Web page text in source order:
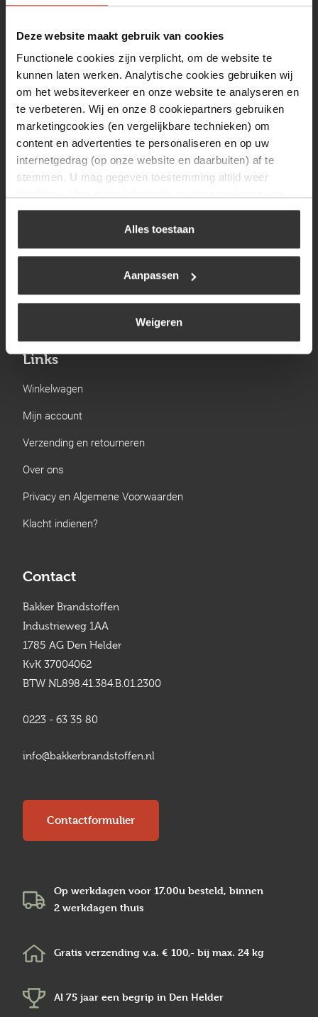
Deze website maakt gebruik van cookies
Functionele cookies zijn verplicht, om de website te
kunnen laten werken. Analytische cookies gebruiken wij
om het websiteverkeer en onze website te analyseren en
te verbeteren. Wij en onze 8 cookiepartners gebruiken
marketingcookies (en vergelijkbare technieken) om
content en advertenties te personaliseren en op uw
internetgedrag (op onze website en daarbuiten) af te
stemmen. U mag gegeven toestemming altijd weer
uw keuze op onze website verwijzen wij u naar ons
Alles toestaan
Aanpassen
Weigeren
08:00 tot 17:00
Vrijdag
08:00 tot 17:00
Zaterdag
09:30 tot 12:00
Zondag
Gesloten
Navigatie
BBQ
Kamperen
Gastechniek
Links
Winkelwagen
Mijn account
Verzending en retourneren
Over ons
Privacy en Algemene Voorwaarden
Klacht indienen?
Contact
Bakker Brandstoffen
Industrieweg 1AA
1785 AG Den Helder
KvK 37004062
BTW NL898.41.384.B.01.2300
0223 - 63 35 80
info@bakkerbrandstoffen.nl
Contactformulier
Op werkdagen voor 17.00u besteld, binnen
2 werkdagen thuis
Gratis verzending v.a. € 100,- bij max. 24 kg
Al 75 jaar een begrip in Den Helder